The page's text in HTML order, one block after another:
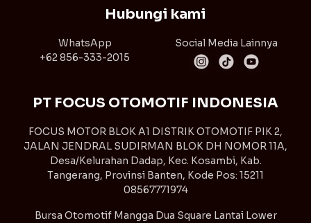
Hubungi kami
WhatsApp
+62 856-333-2015
Social Media Lainnya
PT FOCUS OTOMOTIF INDONESIA
FOCUS MOTOR BLOK A1 DISTRIK OTOMOTIF PIK 2,
JALAN JENDRAL SUDIRMAN BLOK DH NOMOR 11A,
Desa/Kelurahan Dadap, Kec. Kosambi, Kab.
Tangerang, Provinsi Banten, Kode Pos: 15211
08567771974
Bursa Otomotif Mangga Dua Square Lantai Lower